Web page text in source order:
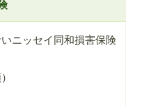
ニッセイ同和損害保険